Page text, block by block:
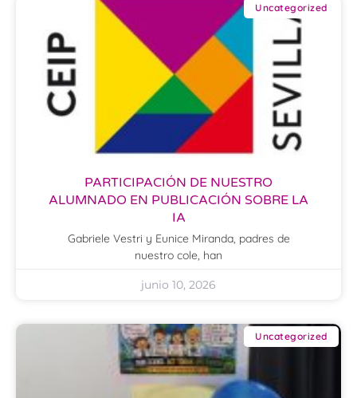
Uncategorized
PARTICIPACIÓN DE NUESTRO
ALUMNADO EN PUBLICACIÓN SOBRE LA
IA
Gabriele Vestri y Eunice Miranda, padres de
nuestro cole, han
junio 10, 2026
Uncategorized